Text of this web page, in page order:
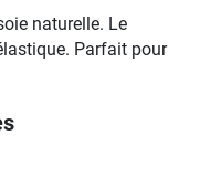
naturelle. Le
Parfait pour